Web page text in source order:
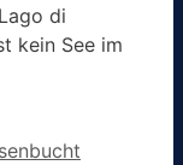
di
kein See im